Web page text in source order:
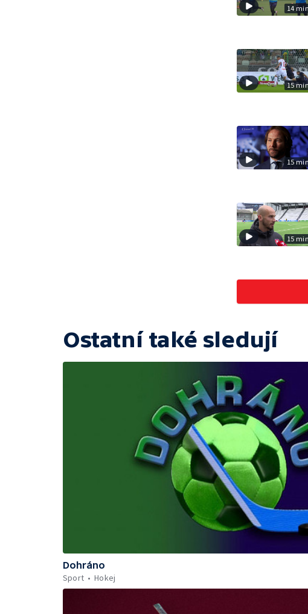
14 min
15
15 min
15 min
Ostatní také sledují
Dohráno
Sport
Hokej